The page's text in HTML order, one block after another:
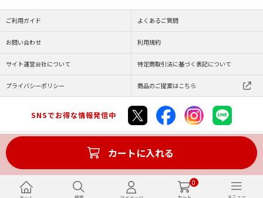
0
カートに入れる
ご利用ガイド よくあるご質問
お問い合わせ 利用規約
サイト運営会社について 特定商取引法に基づく表記について
プライバシーポリシー 商品のご提案はこちら
SNSでお得な情報発信中